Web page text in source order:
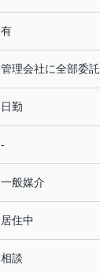
有
管理会社に全部委託
日勤
-
一般媒介
居住中
相談